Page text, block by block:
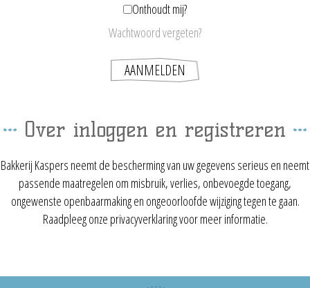
Onthoudt mij?
Wachtwoord vergeten?
Over inloggen en registreren
Bakkerij Kaspers neemt de bescherming van uw gegevens serieus en neemt
passende maatregelen om misbruik, verlies, onbevoegde toegang,
ongewenste openbaarmaking en ongeoorloofde wijziging tegen te gaan.
Raadpleeg onze privacyverklaring voor meer informatie.